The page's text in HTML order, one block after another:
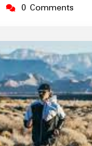
0 Comments